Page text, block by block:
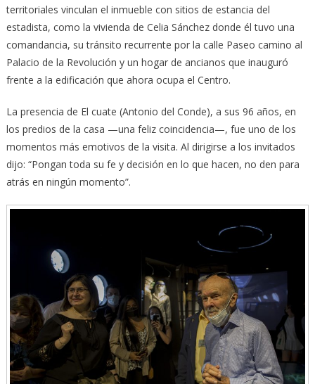
territoriales vinculan el inmueble con sitios de estancia del
estadista, como la vivienda de Celia Sánchez donde él tuvo una
comandancia, su tránsito recurrente por la calle Paseo camino al
Palacio de la Revolución y un hogar de ancianos que inauguró
frente a la edificación que ahora ocupa el Centro.
La presencia de El cuate (Antonio del Conde), a sus 96 años, en
los predios de la casa —una feliz coincidencia—, fue uno de los
momentos más emotivos de la visita. Al dirigirse a los invitados
dijo: “Pongan toda su fe y decisión en lo que hacen, no den para
atrás en ningún momento”.